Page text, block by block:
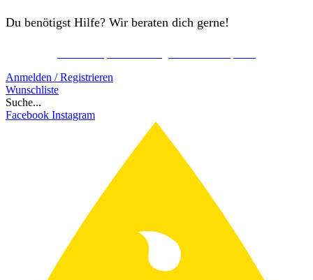
Du benötigst Hilfe? Wir beraten dich gerne!
Anmelden / Registrieren
Wunschliste
Suche...
Facebook Instagram